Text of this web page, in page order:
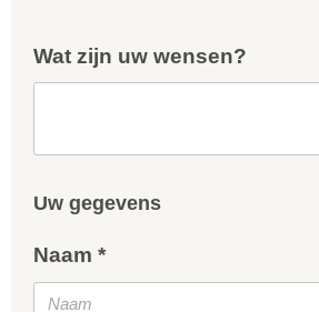
Wat zijn uw wensen?
Uw gegevens
Naam *